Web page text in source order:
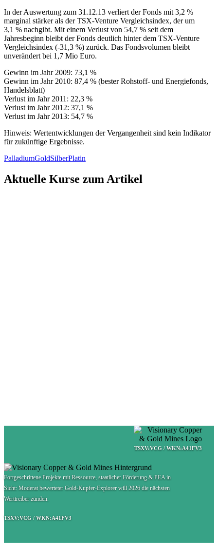
In der Auswertung zum 31.12.13 verliert der Fonds mit 3,2 %
marginal stärker als der TSX-Venture Vergleichsindex, der um
3,1 % nachgibt. Mit einem Verlust von 54,7 % seit dem
Jahresbeginn bleibt der Fonds deutlich hinter dem TSX-Venture
Vergleichsindex (-31,3 %) zurück. Das Fondsvolumen bleibt
unverändert bei 1,7 Mio Euro.
Gewinn im Jahr 2009: 73,1 %
Gewinn im Jahr 2010: 87,4 % (bester Rohstoff- und Energiefonds,
Handelsblatt)
Verlust im Jahr 2011: 22,3 %
Verlust im Jahr 2012: 37,1 %
Verlust im Jahr 2013: 54,7 %
Hinweis: Wertentwicklungen der Vergangenheit sind kein Indikator
für zukünftige Ergebnisse.
PalladiumGoldSilberPlatin
Aktuelle Kurse zum Artikel
TSXV:VCG / WKN:A41FV3
Fortgeschrittene Projekte mit Ressource, staatlicher Förderung & PEA in
Sicht: Moderat bewerteter Gold-Kupfer-Explorer will 2026 die nächsten
Werttreiber zünden.
TSXV:VCG / WKN:A41FV3